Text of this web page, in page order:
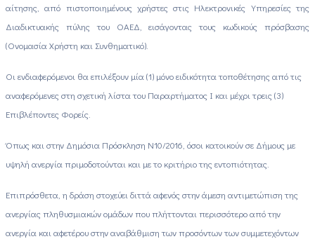
αίτησης, από πιστοποιημένους χρήστες στις Ηλεκτρονικές Υπηρεσίες της
Διαδικτυακής πύλης του ΟΑΕΔ, εισάγοντας τους κωδικούς πρόσβασης
(Ονομασία Χρήστη και Συνθηματικό).
Οι ενδιαφερόμενοι θα επιλέξουν μία (1) μόνο ειδικότητα τοποθέτησης από τις
αναφερόμενες στη σχετική λίστα του Παραρτήματος Ι και μέχρι τρεις (3)
Επιβλέποντες Φορείς.
Όπως και στην Δημόσια Πρόσκληση Ν10/2016, όσοι κατοικούν σε Δήμους με
υψηλή ανεργία πριμοδοτούνται και με το κριτήριο της εντοπιότητας.
Επιπρόσθετα, η δράση στοχεύει διττά αφενός στην άμεση αντιμετώπιση της
ανεργίας πληθυσμιακών ομάδων που πλήττονται περισσότερο από την
ανεργία και αφετέρου στην αναβάθμιση των προσόντων των συμμετεχόντων